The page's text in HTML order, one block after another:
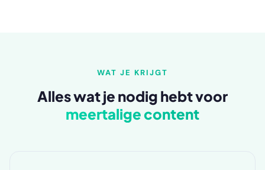
WAT JE KRIJGT
Alles wat je nodig hebt voor
meertalige content